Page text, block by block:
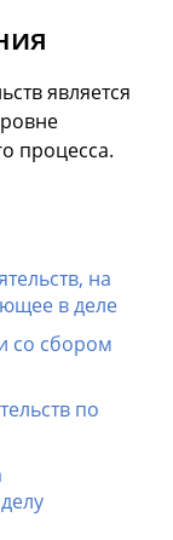
является
процесса.
на
в деле
со сбором
по